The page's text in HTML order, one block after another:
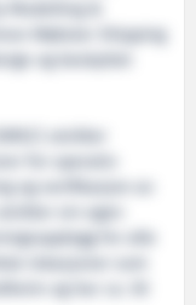
Møkster Shipping
og beskyttet
utvikler
for operativ
og verifikasjon av
sin egen
for alle
lokasjoner som
og har ca. 50